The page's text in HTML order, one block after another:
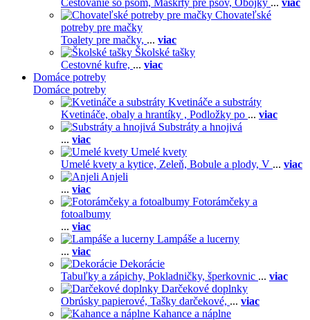
Cestovanie so psom, Maškrty pre psov, Obojky ... viac
Chovateľské
potreby pre mačky
Toalety pre mačky, ... viac
Školské tašky
Cestovné kufre, ... viac
Domáce potreby
Domáce potreby
Kvetináče a substráty
Kvetináče, obaly a hrantíky , Podložky po ... viac
Substráty a hnojivá
... viac
Umelé kvety
Umelé kvety a kytice, Zeleň, Bobule a plody, V ... viac
Anjeli
... viac
Fotorámčeky a
fotoalbumy
... viac
Lampáše a lucerny
... viac
Dekorácie
Tabuľky a zápichy, Pokladničky, šperkovnic ... viac
Darčekové doplnky
Obrúsky papierové, Tašky darčekové, ... viac
Kahance a náplne